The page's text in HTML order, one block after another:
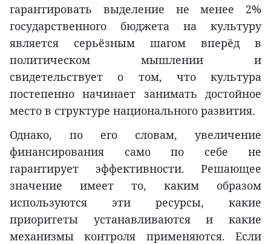
гарантировать выделение не менее 2%
государственного бюджета на культуру
является серьёзным шагом вперёд в
политическом мышлении и
свидетельствует о том, что культура
постепенно начинает занимать достойное
место в структуре национального развития.
Однако, по его словам, увеличение
финансирования само по себе не
гарантирует эффективности. Решающее
значение имеет то, каким образом
используются эти ресурсы, какие
приоритеты устанавливаются и какие
механизмы контроля применяются. Если